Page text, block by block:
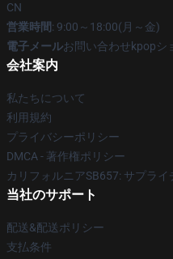
CN
営業時間: 9:00～18:00(月～金)
電子メールお問い合わせkpopシ
会社案内
私たちについて
利用規約
プライバシーポリシー
DMCA - 著作権ポリシー
カリフォルニアSB657: サプラ
当社のサポート
配送&配送ポリシー
支払条件